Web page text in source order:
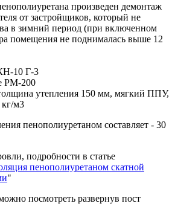
произведен демонтаж
от застройщиков, который не
в зимний период (при включенном
помещения не поднималась выше 12
10 Г-3
PM-200
утепления 150 мм, мягкий ППУ,
кг/м3
пенополиуретаном составляет - 30
подробности в статье
пенополиуретаном скатной
"
посмотреть развернув пост